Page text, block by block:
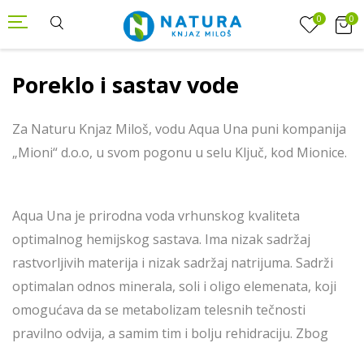
0 0
Poreklo i sastav vode
Za Naturu Knjaz Miloš, vodu Aqua Una puni kompanija
„Mioni“ d.o.o, u svom pogonu u selu Ključ, kod Mionice.
Aqua Una je prirodna voda vrhunskog kvaliteta
optimalnog hemijskog sastava. Ima nizak sadržaj
rastvorljivih materija i nizak sadržaj natrijuma. Sadrži
optimalan odnos minerala, soli i oligo elemenata, koji
omogućava da se metabolizam telesnih tečnosti
pravilno odvija, a samim tim i bolju rehidraciju. Zbog